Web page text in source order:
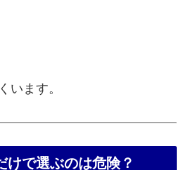
います。
けで選ぶのは危険？